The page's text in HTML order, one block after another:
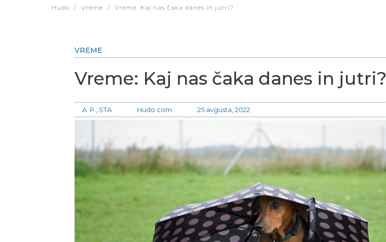
Hudo / Vreme / Vreme: Kaj nas čaka danes in jutri?
VREME
Vreme: Kaj nas čaka danes in jutri?
A. P., STA Hudo.com 25 avgusta, 2022